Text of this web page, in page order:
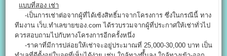
แบบที่สอง เช่า
-เป็นการเช่าต่อจากผู้ที่ได้เซ้งสิทธิ์มาจากโครงการ ซึ่งในกรณีนี้ ทาง
ทีมงาน เว็บ.ทำเลขายของ.com ได้รวบรวมจากผู้ที่ประกาศให้เช่าทั่วไป
ควรสอบถามไปกับทางโครงการอีกครั้งหนึ่ง
-ราคาที่มีการปล่อยให้เช่าจะอยู่ประมาณที่ 25,000-30,000 บาท เป็น